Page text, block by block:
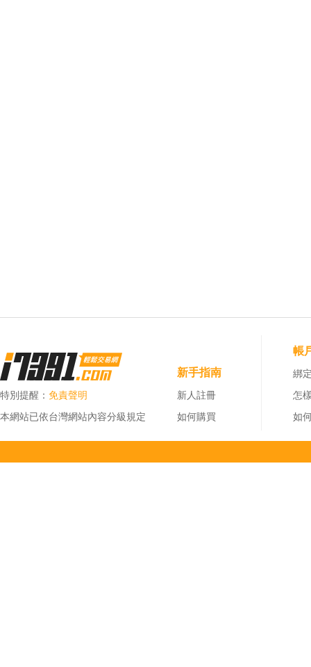
特別提醒： 免責聲明
本網站已依台灣網站內容分級規定
新手指南
新人註冊
如何購買
帳
綁
怎
如